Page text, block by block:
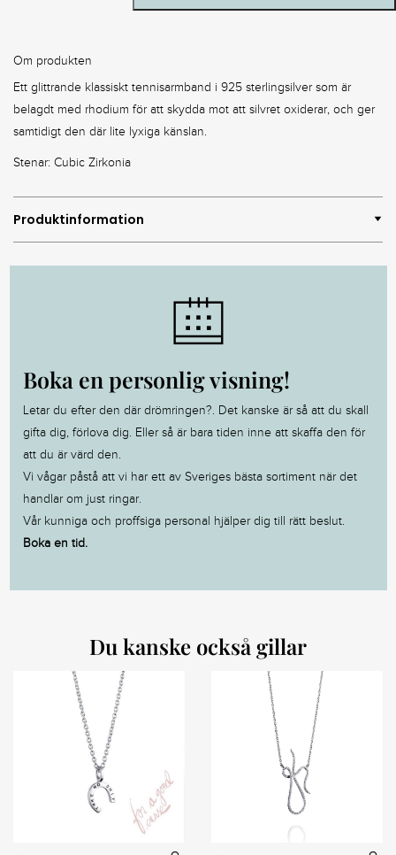
Om produkten
Ett glittrande klassiskt tennisarmband i 925 sterlingsilver som är
belagdt med rhodium för att skydda mot att silvret oxiderar, och ger
samtidigt den där lite lyxiga känslan.
Stenar: Cubic Zirkonia
Produktinformation
Boka en personlig visning!
Letar du efter den där drömringen?. Det kanske är så att du skall
gifta dig, förlova dig. Eller så är bara tiden inne att skaffa den för
att du är värd den.
Vi vågar påstå att vi har ett av Sveriges bästa sortiment när det
handlar om just ringar.
Vår kunniga och proffsiga personal hjälper dig till rätt beslut.
Boka en tid.
Du kanske också gillar